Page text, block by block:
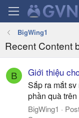
BigWing1
Recent Content
B Giới thiệu
Sắp ra mắt
phần quà
BigWing1